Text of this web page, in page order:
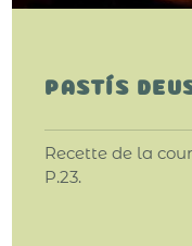
PASTÍS
Recette de la
P.23.